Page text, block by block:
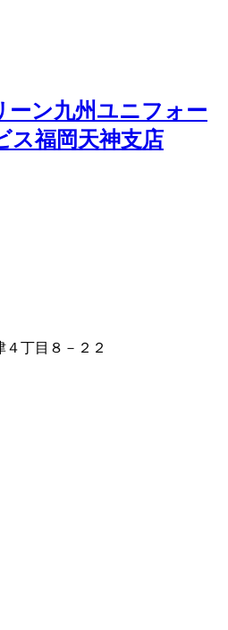
ーン九州ユニフォー
ス福岡天神支店
丁目８－２２